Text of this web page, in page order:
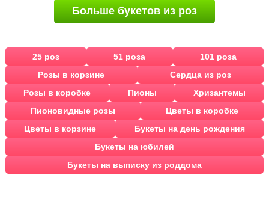
Больше букетов из роз
25 роз 51 роза
101 роза
Розы в корзине
Сердца из роз
Розы в коробке
Пионы
Хризантемы
Пионовидные розы
Цветы в коробке
Цветы в корзине
Букеты на день рождения
Букеты на юбилей
Букеты на выписку из роддома